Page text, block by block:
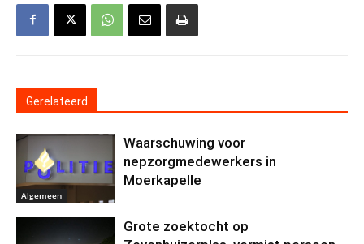
Gerelateerd
Algemeen
Waarschuwing voor
nepzorgmedewerkers in
Moerkapelle
Grote zoektocht op